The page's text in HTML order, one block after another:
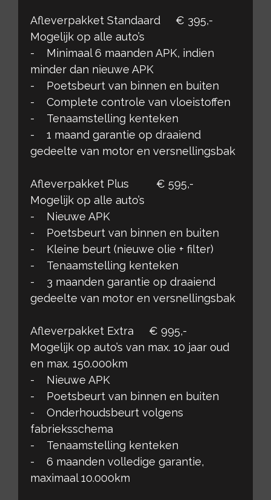
Afleverpakket Standaard € 395,-
Mogelijk op alle auto’s
- Minimaal 6 maanden APK, indien
minder dan nieuwe APK
- Poetsbeurt van binnen en buiten
- Complete controle van vloeistoffen
- Tenaamstelling kenteken
- 1 maand garantie op draaiend
gedeelte van motor en versnellingsbak
Afleverpakket Plus € 595,-
Mogelijk op alle auto’s
- Nieuwe APK
- Poetsbeurt van binnen en buiten
- Kleine beurt (nieuwe olie + filter)
- Tenaamstelling kenteken
- 3 maanden garantie op draaiend
gedeelte van motor en versnellingsbak
Afleverpakket Extra € 995,-
Mogelijk op auto’s van max. 10 jaar oud
en max. 150.000km
- Nieuwe APK
- Poetsbeurt van binnen en buiten
- Onderhoudsbeurt volgens
fabrieksschema
- Tenaamstelling kenteken
- 6 maanden volledige garantie,
maximaal 10.000km